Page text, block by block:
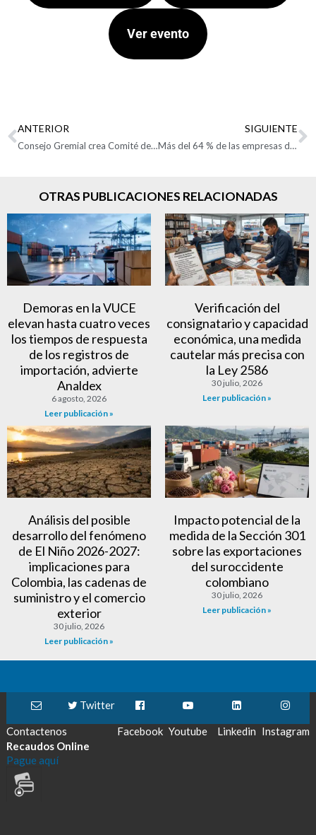
Ver evento
ANTERIOR
Consejo Gremial crea Comité de Reactivación para liderar plan de choque por el empleo y la recuperación empresarial
SIGUIENTE
Más del 64 % de las empresas de comercio exterior suspendieron actividades por el paro
OTRAS PUBLICACIONES RELACIONADAS
Demoras en la VUCE
elevan hasta cuatro veces
los tiempos de respuesta
de los registros de
importación, advierte
Analdex
6 agosto, 2026
Leer publicación »
Verificación del
consignatario y capacidad
económica, una medida
cautelar más precisa con
la Ley 2586
30 julio, 2026
Leer publicación »
Análisis del posible
desarrollo del fenómeno
de El Niño 2026-2027:
implicaciones para
Colombia, las cadenas de
suministro y el comercio
exterior
30 julio, 2026
Leer publicación »
Impacto potencial de la
medida de la Sección 301
sobre las exportaciones
del suroccidente
colombiano
30 julio, 2026
Leer publicación »
Contactenos
Twitter
Facebook Youtube Linkedin Instagram
Recaudos Online
Pague aquí